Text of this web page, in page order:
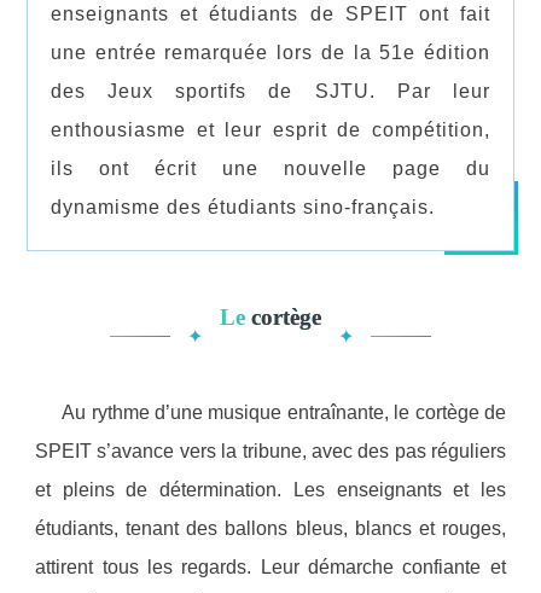
enseignants et étudiants de SPEIT ont fait
une entrée remarquée lors de la 51e édition
des Jeux sportifs de SJTU. Par leur
enthousiasme et leur esprit de compétition,
ils ont écrit une nouvelle page du
dynamisme des étudiants sino-français.
✦
Le cortège
✦
Au rythme d’une musique entraînante, le cortège de
SPEIT s’avance vers la tribune, avec des pas réguliers
et pleins de détermination. Les enseignants et les
étudiants, tenant des ballons bleus, blancs et rouges,
attirent tous les regards. Leur démarche confiante et